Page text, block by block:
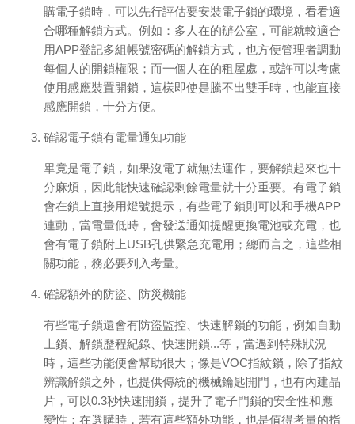
購電子鎖時，可以先行評估要安裝電子鎖的環境，看看適
合哪種解鎖方式。例如：多人在的辦公室，可能就較適合
用APP登記多組帳號密碼的解鎖方式，也方便管理者調動
每個人的開鎖權限；而一個人在的租屋處，或許可以考慮
使用感應裝置開鎖，這樣即使是騰不出雙手時，也能直接
感應開鎖，十分方便。
確認電子鎖有電量通知功能
畢竟是電子鎖，如果沒電了就無法運作，要解鎖起來也十
分麻煩，因此能快速確認剩餘電量就十分重要。有電子鎖
會在鎖上直接用燈號提示，有些電子鎖則可以和手機APP
連動，當電量低時，會發送通知提醒更換電池或充電，也
會有電子鎖附上USB孔供緊急充電用；總而言之，這些相
關功能，務必要列入考量。
確認額外的防盜、防災機能
有些電子鎖還會有防盜監控、快速解鎖的功能，例如自動
上鎖、解鎖歷程紀錄、快速開鎖...等，當遇到特殊狀況
時，這些功能便會幫助很大；像是VOC指紋鎖，除了指紋
辨識解鎖之外，也提供傳統的機械鑰匙開門，也有內建晶
片，可以0.3秒快速開鎖，提升了電子門鎖的安全性和應
變性；在選購時，若有這些額外功能，也是值得考量的指